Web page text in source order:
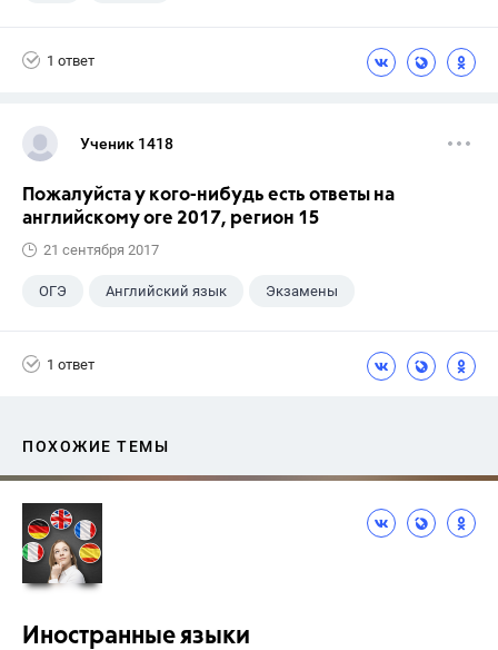
1 ответ
Ученик 1418
Пожалуйста у кого-нибудь есть ответы на
английскому оге 2017, регион 15
21 сентября 2017
ОГЭ Английский язык Экзамены
1 ответ
ПОХОЖИЕ ТЕМЫ
Иностранные языки